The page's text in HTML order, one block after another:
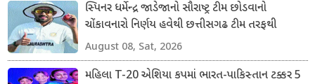
સ્પિનર ધર્મેન્દ્ર જાડેજાનો સૌરાષ્ટ્ર ટીમ છોડવાનો
ચોંકાવનારો નિર્ણય હવેથી છત્તીસગઢ ટીમ તરફથી
ડોમેસ્ટિક ક્રિકેટ રમશે
August 08, Sat, 2026
મહિલા T-20 એશિયા કપમાં ભારત-પાકિસ્તાન ટક્કર 5